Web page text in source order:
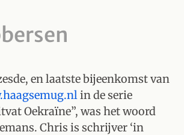
en laatste bijeenkomst van
in de serie
Oekraïne”, was het woord
Chris is schrijver ‘in